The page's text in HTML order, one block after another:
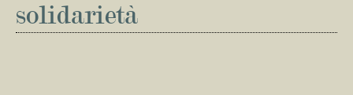
solidarietà